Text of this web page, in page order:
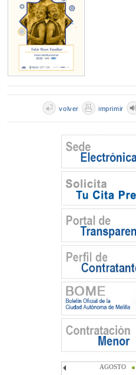
imprimir
volver
AGOSTO